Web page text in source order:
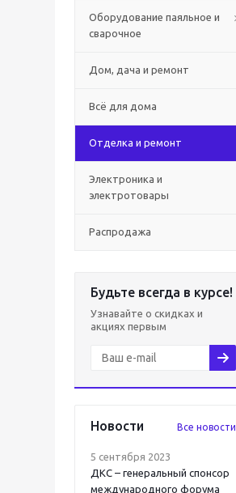
Оборудование паяльное и
сварочное
Дом, дача и ремонт
Всё для дома
Отделка и ремонт
Электроника и
электротовары
Распродажа
Будьте всегда в курсе!
Узнавайте о скидках и
акциях первым
Новости Все новости
5 сентября 2023
ДКС – генеральный спонсор
международного форума